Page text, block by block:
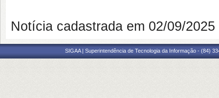
Notícia cadastrada em 02/09/
SIGAA | Superintendência de Tecnologia da Informação - (84)